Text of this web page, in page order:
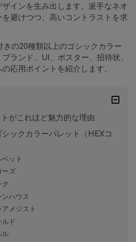
インを生み出します。派手なネオ
避けつつ、高いコントラストを求
きの20種類以上のゴシックカラー
ランド、UI、ポスター、招待状、
応用ポイントを紹介します。
がこれほど魅力的な理由
ックカラーパレット（HEXコ
ット
ーズ
ハウス
メジスト
ド
ル